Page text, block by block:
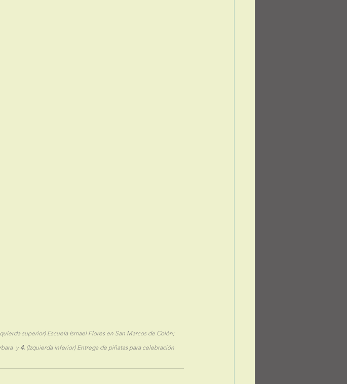
superior) Escuela Ismael Flores en San Marcos de Colón;
y 4. (Izquierda inferior) Entrega de piñatas para celebración